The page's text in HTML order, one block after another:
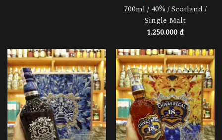
700ml / 40% / Scotland /
Single Malt
1.250.000 đ